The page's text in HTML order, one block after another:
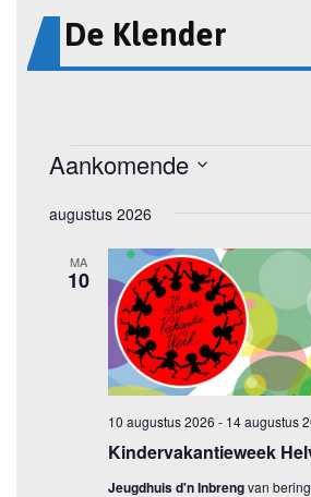
De Klender